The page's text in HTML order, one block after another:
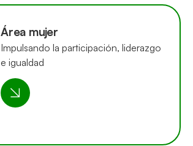
Área mujer
Impulsando la participación, liderazgo
e igualdad